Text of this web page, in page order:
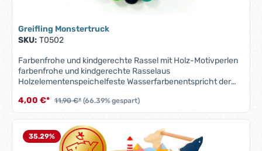
Greifling Monstertruck
SKU: T0502
Farbenfrohe und kindgerechte Rassel mit Holz-Motivperlen
farbenfrohe und kindgerechte Rasselaus
Holzelementenspeichelfeste Wasserfarbenentspricht der
Altersempfehlung: ab 6 Monate
4,00 €* 11,90 €* (66.39% gespart)
35.29%